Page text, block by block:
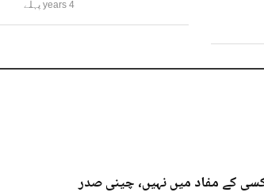
4 years پہلے
کے مفاد میں نہیں، چینی صدر